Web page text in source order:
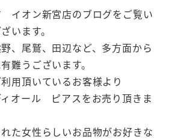
イオン新宮店のブログをご覧い
います。
、尾鷲、田辺など、多方面から
難うございます。
用頂いているお客様より
オール ピアスをお売り頂きま
た女性らしいお品物がお好きな